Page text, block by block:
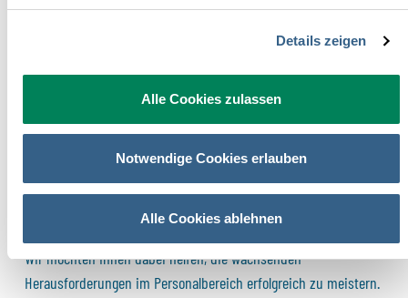
Details zeigen
Alle Cookies zulassen
Notwendige Cookies erlauben
Alle Cookies ablehnen
Wir möchten Ihnen dabei helfen, die wachsenden
Herausforderungen im Personalbereich erfolgreich zu meistern.